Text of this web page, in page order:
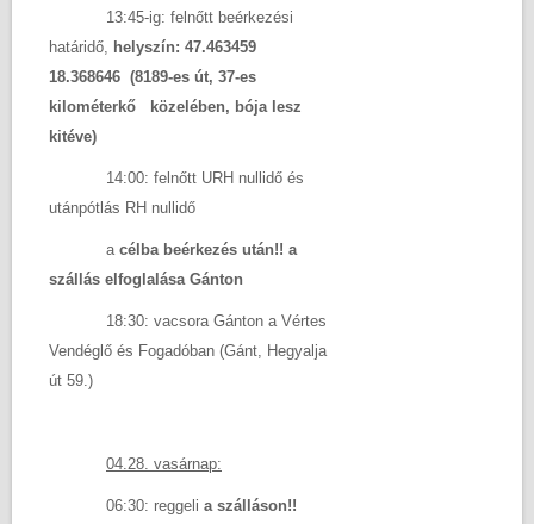
13:45-ig: felnőtt beérkezési
határidő, helyszín: 47.463459
18.368646 (8189-es út, 37-es
kilométerkő közelében, bója lesz
kitéve)
14:00: felnőtt URH nullidő és
utánpótlás RH nullidő
a célba beérkezés után!! a
szállás elfoglalása Gánton
18:30: vacsora Gánton a Vértes
Vendéglő és Fogadóban (Gánt, Hegyalja
út 59.)
04.28. vasárnap:
06:30: reggeli a szálláson!!